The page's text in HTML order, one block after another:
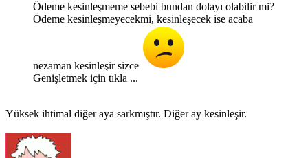
Ödeme kesinleşmeme sebebi bundan dolayı olabilir mi?
Ödeme kesinleşmeyecekmi, kesinleşecek ise acaba
nezaman kesinleşir sizce
Genişletmek için tıkla ...
Yüksek ihtimal diğer aya sarkmıştır. Diğer ay kesinleşir.